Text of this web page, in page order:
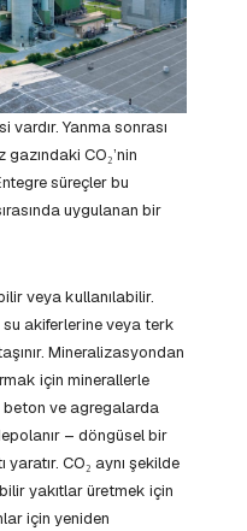
Yanma sonrası
CO₂’nin
süreçler bu
uygulanan bir
veya kullanılabilir.
akiferlerine veya terk
Mineralizasyondan
için minerallerle
beton ve agregalarda
– döngüsel bir
CO₂ aynı şekilde
yakıtlar üretmek için
için yeniden